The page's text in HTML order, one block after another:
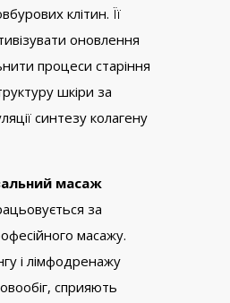
клітин. Її
оновлення
процеси старіння
шкіри за
синтезу колагену
масаж
за
масажу.
і лімфодренажу
сприяють